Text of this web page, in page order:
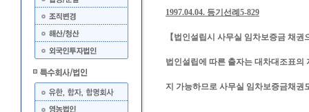
1997.04.04. 등기선례5-829
【법인설립시 사무실 임차보증금 채
법인설립에 따른 출자는 대차대조표의
지 가능하므로 사무실 임차보증금채권